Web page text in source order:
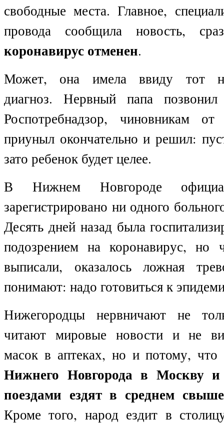
свободные места. Главное,
провода сообщила новость,
коронавирус отменен.
Может, она имела ввиду тот
диагноз. Нервный папа
Роспотребнадзор, чиновникам от
приуныл окончательно и решил:
зато ребенок будет целее.
В Нижнем Новгороде
зарегистрировано ни одного
Десять дней назад была
подозрением на коронавирус, но
выписали, оказалось ложная
понимают: надо готовиться к
Нижегородцы нервничают не
читают мировые новости и не
масок в аптеках, но и потому, что
Нижнего Новгорода в Москву и
поездами ездят в среднем
Кроме того, народ ездит в